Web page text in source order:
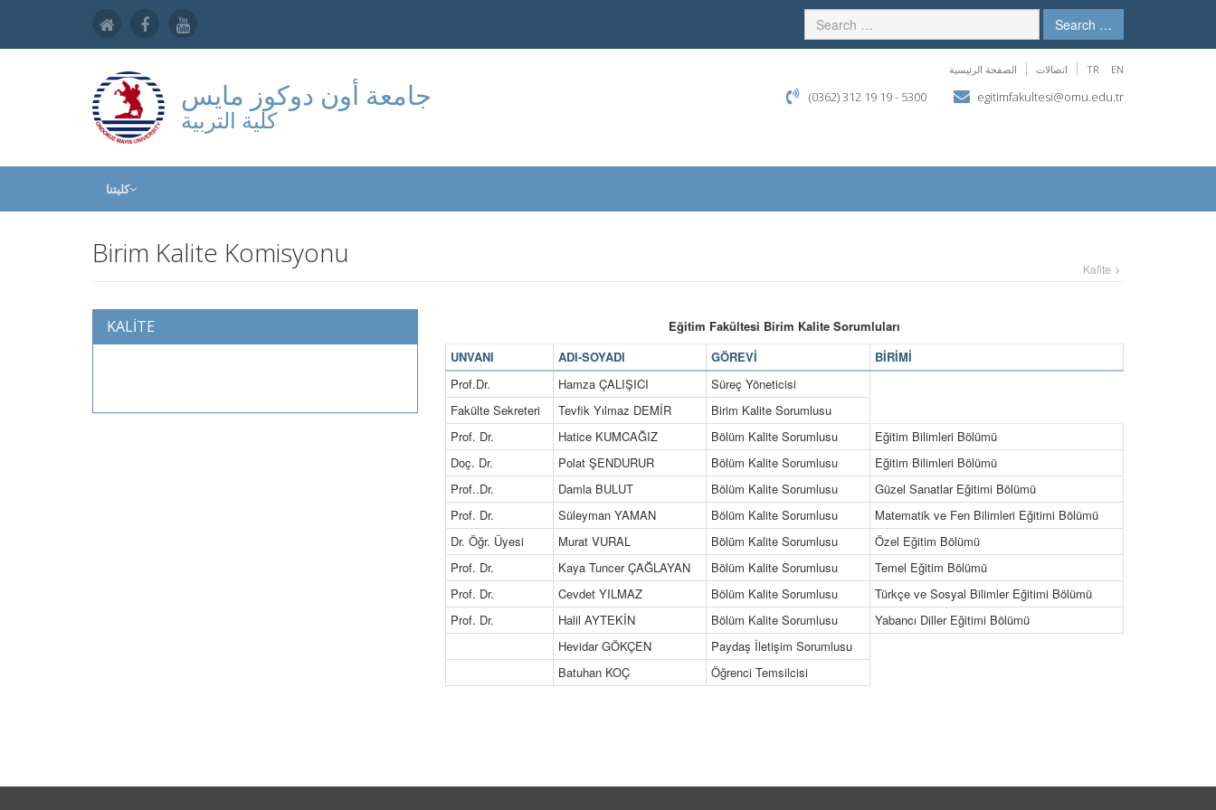
Search …
جامعة أون دوكوز مايس
كلية التربية
الصفحة الرئيسية اتصالات TR EN
(0362) 312 19 19 - 5300 egitimfakultesi@omu.edu.tr
كليتنا
Birim Kalite Komisyonu Kali̇te
KALİTE
Eğitim Fakültesi Birim Kalite Sorumluları
UNVANI
ADI-SOYADI GÖREVİ
BİRİMİ
Prof.Dr.
Hamza ÇALIŞICI
Süreç Yöneticisi
Fakülte Sekreteri
Tevfik Yılmaz DEMİR
Birim Kalite Sorumlusu
Prof. Dr.
Hatice KUMCAĞIZ Bölüm Kalite Sorumlusu
Eğitim Bilimleri Bölümü
Doç. Dr.
Polat ŞENDURUR Bölüm Kalite Sorumlusu
Eğitim Bilimleri Bölümü
Prof..Dr.
Damla BULUT Bölüm Kalite Sorumlusu
Güzel Sanatlar Eğitimi Bölümü
Prof. Dr.
Süleyman YAMAN Bölüm Kalite Sorumlusu
Matematik ve Fen Bilimleri Eğitimi Bölümü
Dr. Öğr. Üyesi
Murat VURAL Bölüm Kalite Sorumlusu
Özel Eğitim Bölümü
Prof. Dr.
Kaya Tuncer ÇAĞLAYAN Bölüm Kalite Sorumlusu
Temel Eğitim Bölümü
Prof. Dr.
Cevdet YILMAZ Bölüm Kalite Sorumlusu
Türkçe ve Sosyal Bilimler Eğitimi Bölümü
Prof. Dr.
Halil AYTEKİN Bölüm Kalite Sorumlusu
Yabancı Diller Eğitimi Bölümü
Hevidar GÖKÇEN
Paydaş İletişim Sorumlusu
Batuhan KOÇ
Öğrenci Temsilcisi